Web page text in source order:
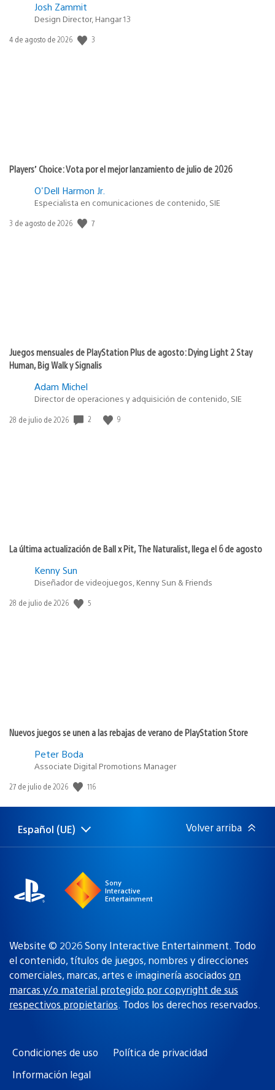
Josh Zammit
Design Director, Hangar 13
Fecha
4 de agosto de 2026 3
Players’ Choice: Vota por el mejor lanzamiento de julio de 2026
O'Dell Harmon Jr.
Especialista en comunicaciones de contenido, SIE
Fecha
3 de agosto de 2026 7
Juegos mensuales de PlayStation Plus de agosto: Dying Light 2 Stay
Human, Big Walk y Signalis
Adam Michel
Director de operaciones y adquisición de contenido, SIE
Fecha
28 de julio de 2026 2 9
La última actualización de Ball x Pit, The Naturalist, llega el 6 de agosto
Kenny Sun
Diseñador de videojuegos, Kenny Sun & Friends
Fecha
28 de julio de 2026 5
Nuevos juegos se unen a las rebajas de verano de PlayStation Store
Peter Boda
Associate Digital Promotions Manager
Fecha
publicación:
27 de julio de 2026 116
Selecciona
Región
Español (UE) Volver arriba
Sony
Interactive
Entertainment
Website © 2026 Sony Interactive Entertainment. Todo
el contenido, títulos de juegos, nombres y direcciones
comerciales, marcas, artes e imaginería asociados on
marcas y/o material protegido por copyright de sus
respectivos propietarios. Todos los derechos reservados.
Condiciones de uso
Política de privacidad
Información legal